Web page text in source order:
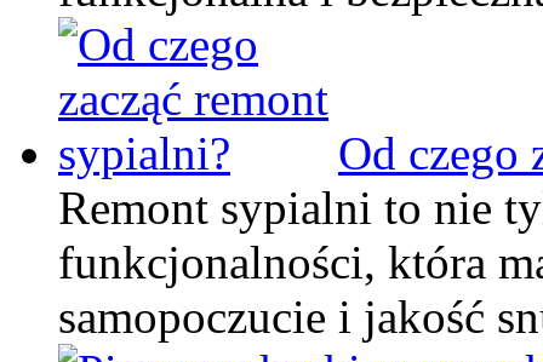
Od czego
Remont sypialni to nie
funkcjonalności, która
samopoczucie i jakość